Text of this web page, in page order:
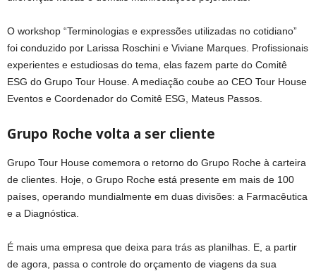
O workshop “Terminologias e expressões utilizadas no cotidiano”
foi conduzido por Larissa Roschini e Viviane Marques. Profissionais
experientes e estudiosas do tema, elas fazem parte do Comitê
ESG do Grupo Tour House. A mediação coube ao CEO Tour House
Eventos e Coordenador do Comitê ESG, Mateus Passos.
Grupo Roche volta a ser cliente
Grupo Tour House comemora o retorno do Grupo Roche à carteira
de clientes. Hoje, o Grupo Roche está presente em mais de 100
países, operando mundialmente em duas divisões: a Farmacêutica
e a Diagnóstica.
É mais uma empresa que deixa para trás as planilhas. E, a partir
de agora, passa o controle do orçamento de viagens da sua